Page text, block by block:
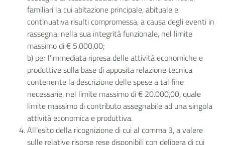
familiari la cui abitazione principale, abituale e
continuativa risulti compromessa, a causa degli eventi in
rassegna, nella sua integrità funzionale, nel limite
massimo di € 5.000,00;
b) per l’immediata ripresa delle attività economiche e
produttive sulla base di apposita relazione tecnica
contenente la descrizione delle spese a tal fine
necessarie, nel limite massimo di € 20.000,00, quale
limite massimo di contributo assegnabile ad una singola
attività economica e produttiva.
All’esito della ricognizione di cui al comma 3, a valere
sulle relative risorse rese disponibili con delibera di cui